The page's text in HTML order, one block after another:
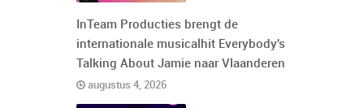
InTeam Producties brengt de
internationale musicalhit Everybody's
Talking About Jamie naar Vlaanderen
augustus 4, 2026